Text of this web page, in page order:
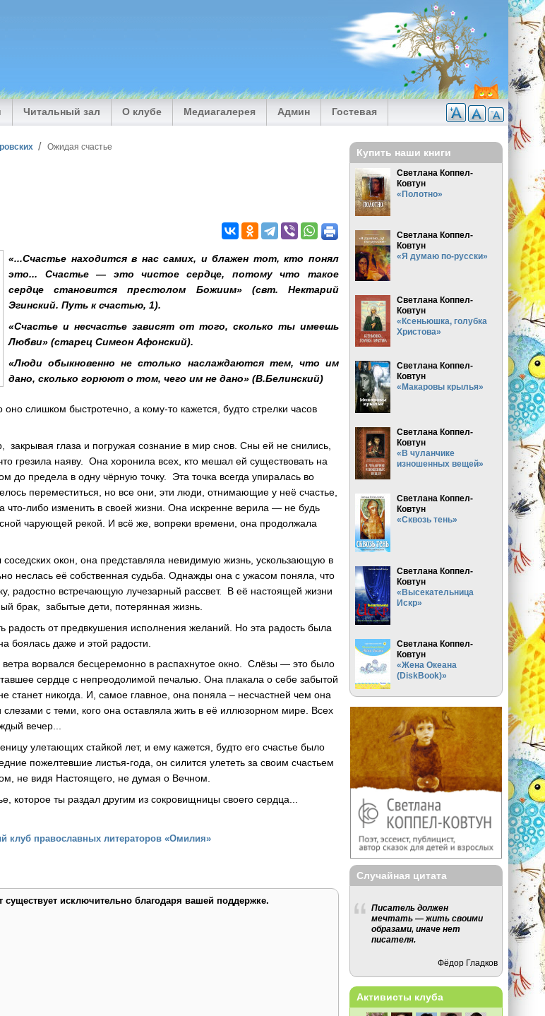
Читальный зал О клубе Медиагалерея Админ Гостевая
Ожидая счастье
«...Счастье находится в нас самих, и блажен тот, кто понял
это... Счастье — это чистое сердце, потому что такое
сердце становится престолом Божиим» (свт. Нектарий
Эгинский. Путь к счастью, 1).
«Счастье и несчастье зависят от того, сколько ты имеешь
Любви» (старец Симеон Афонский).
«Люди обыкновенно не столько наслаждаются тем, что им
дано, сколько горюют о том, чего им не дано» (В.Белинский)
слишком быстротечно, а кому-то кажется, будто стрелки часов
глаза и погружая сознание в мир снов. Сны ей не снились,
грезила наяву. Она хоронила всех, кто мешал ей существовать на
до предела в одну чёрную точку. Эта точка всегда упиралась во
переместиться, но все они, эти люди, отнимающие у неё счастье,
что-либо изменить в своей жизни. Она искренне верила — не будь
чарующей рекой. И всё же, вопреки времени, она продолжала
окон, она представляла невидимую жизнь, ускользающую в
неслась её собственная судьба. Однажды она с ужасом поняла, что
радостно встречающую лучезарный рассвет. В её настоящей жизни
брак, забытые дети, потерянная жизнь.
от предвкушения исполнения желаний. Но эта радость была
боялась даже и этой радости.
ворвался бесцеремонно в распахнутое окно. Слёзы — это было
сердце с непреодолимой печалью. Она плакала о себе забытой
станет никогда. И, самое главное, она поняла – несчастней чем она
с теми, кого она оставляла жить в её иллюзорном мире. Всех
вечер...
улетающих стайкой лет, и ему кажется, будто его счастье было
пожелтевшие листья-года, он силится улететь за своим счастьем
не видя Настоящего, не думая о Вечном.
которое ты раздал другим из сокровищницы своего сердца...
клуб православных литераторов «Омилия»
существует исключительно благодаря вашей поддержке.
Купить наши книги
Светлана Коппел-
Ковтун
«Полотно»
Светлана Коппел-
Ковтун
«Я думаю по-русски»
Светлана Коппел-
Ковтун
«Ксеньюшка, голубка
Христова»
Светлана Коппел-
Ковтун
«Макаровы крылья»
Светлана Коппел-
Ковтун
«В чуланчике
изношенных вещей»
Светлана Коппел-
Ковтун
«Сквозь тень»
Светлана Коппел-
Ковтун
«Высекательница
Искр»
Светлана Коппел-
Ковтун
«Жена Океана
(DiskBook)»
Случайная цитата
Писатель должен
мечтать — жить своими
образами, иначе нет
писателя.
Фёдор Гладков
Активисты клуба